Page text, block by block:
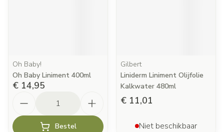
Oh Baby!
Oh Baby Liniment 400ml
€ 14,95
Bestel
Gilbert
Liniderm Liniment Olijfolie
Kalkwater 480ml
€ 11,01
Niet beschikbaar